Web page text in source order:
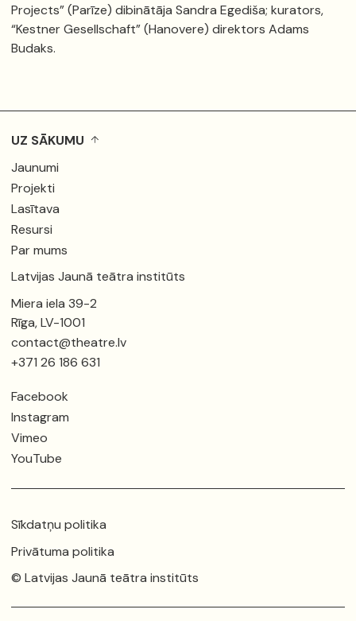
Projects” (Parīze) dibinātāja Sandra Egediša; kurators,
“Kestner Gesellschaft” (Hanovere) direktors Adams
Budaks.
UZ SĀKUMU
Jaunumi
Projekti
Lasītava
Resursi
Par mums
Latvijas Jaunā teātra institūts
Miera iela 39-2
Rīga, LV-1001
contact@theatre.lv
+371 26 186 631
Facebook
Instagram
Vimeo
YouTube
Sīkdatņu politika
Privātuma politika
© Latvijas Jaunā teātra institūts